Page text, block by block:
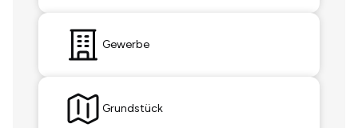
Gewerbe
Grundstück